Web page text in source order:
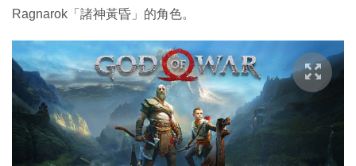
Ragnarok「諸神黃昏」的角色。